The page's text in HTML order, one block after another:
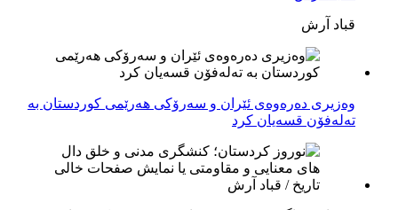
قباد آرش
وەزیری دەرەوەی ئێران و سەرۆکی هەرێمی کوردستان بە
تەلەفۆن قسەیان کرد